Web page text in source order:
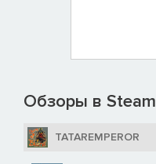
Обзоры в Steam
TATAREMPEROR